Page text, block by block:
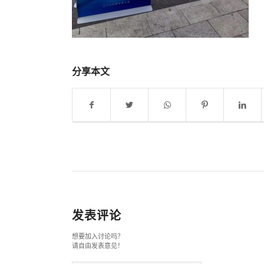
分享本文
发表评论
想要加入讨论吗？
请自由发表意见！